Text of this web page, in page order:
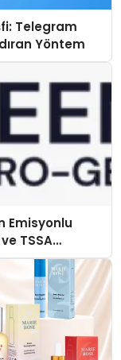
Telegram
Yöntem
Emisyonlu
TSSA